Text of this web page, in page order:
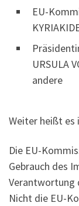
EU-
URSULA
andere
Weiter heißt es
Die EU-
Gebrauch des
Verantwortung
Nicht die EU-